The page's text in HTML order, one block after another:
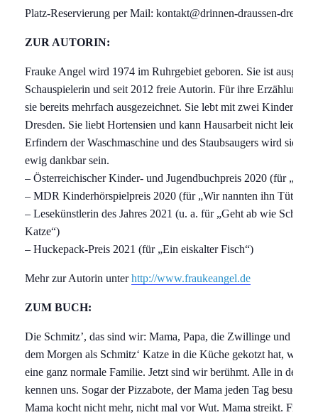
Platz-Reservierung per Mail: kontakt@drinnen-draussen-
ZUR AUTORIN:
Frauke Angel wird 1974 im Ruhrgebiet geboren. Sie ist
Schauspielerin und seit 2012 freie Autorin. Für ihre Erzählungen
sie bereits mehrfach ausgezeichnet. Sie lebt mit zwei Kindern in
Dresden. Sie liebt Hortensien und kann Hausarbeit nicht leiden.
Erfindern der Waschmaschine und des Staubsaugers wird sie
ewig dankbar sein.
– Österreichischer Kinder- und Jugendbuchpreis 2020 (für
– MDR Kinderhörspielpreis 2020 (für „Wir nannten ihn Tüte“)
– Lesekünstlerin des Jahres 2021 (u. a. für „Geht ab wie Schmitz’
Katze“)
– Huckepack-Preis 2021 (für „Ein eiskalter Fisch“)
Mehr zur Autorin unterhttp://www.fraukeangel.de
ZUM BUCH:
Die Schmitz’, das sind wir: Mama, Papa, die Zwillinge und ich.
dem Morgen als Schmitz‘ Katze in die Küche gekotzt hat,
eine ganz normale Familie. Jetzt sind wir berühmt. Alle in der
kennen uns. Sogar der Pizzabote, der Mama jeden Tag besucht.
Mama kocht nicht mehr, nicht mal vor Wut. Mama streikt.